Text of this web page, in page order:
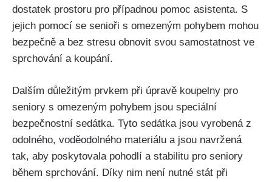
dostatek prostoru pro případnou pomoc asistenta. S
jejich pomocí se senioři s omezeným pohybem mohou
bezpečně a bez stresu obnovit svou samostatnost ve
sprchování a koupání.
Dalším důležitým prvkem při úpravě koupelny pro
seniory s omezeným pohybem jsou speciální
bezpečnostní sedátka. Tyto sedátka jsou vyrobená z
odolného, voděodolného materiálu a jsou navržená
tak, aby poskytovala pohodlí a stabilitu pro seniory
během sprchování. Díky nim není nutné stát při